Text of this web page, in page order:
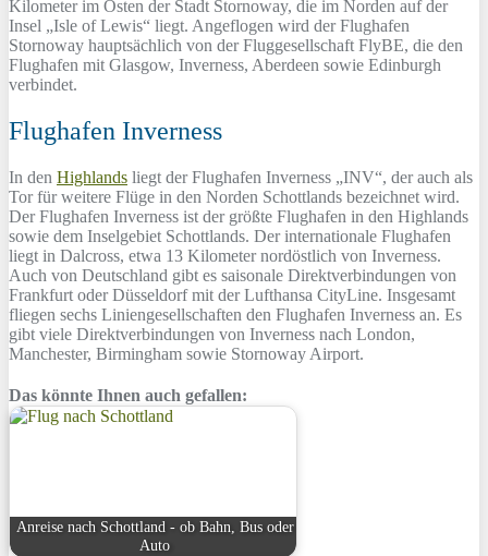
Kilometer im Osten der Stadt Stornoway, die im Norden auf der
Insel „Isle of Lewis“ liegt. Angeflogen wird der Flughafen
Stornoway hauptsächlich von der Fluggesellschaft FlyBE, die den
Flughafen mit Glasgow, Inverness, Aberdeen sowie Edinburgh
verbindet.
Flughafen Inverness
In den Highlands liegt der Flughafen Inverness „INV“, der auch als
Tor für weitere Flüge in den Norden Schottlands bezeichnet wird.
Der Flughafen Inverness ist der größte Flughafen in den Highlands
sowie dem Inselgebiet Schottlands. Der internationale Flughafen
liegt in Dalcross, etwa 13 Kilometer nordöstlich von Inverness.
Auch von Deutschland gibt es saisonale Direktverbindungen von
Frankfurt oder Düsseldorf mit der Lufthansa CityLine. Insgesamt
fliegen sechs Liniengesellschaften den Flughafen Inverness an. Es
gibt viele Direktverbindungen von Inverness nach London,
Manchester, Birmingham sowie Stornoway Airport.
Das könnte Ihnen auch gefallen:
Anreise nach Schottland - ob Bahn, Bus oder
Auto